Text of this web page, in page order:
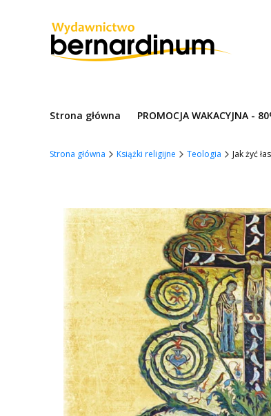
Strona główna PROMOCJA WAKACYJNA -
Strona główna Książki religijne Teologia Jak żyć